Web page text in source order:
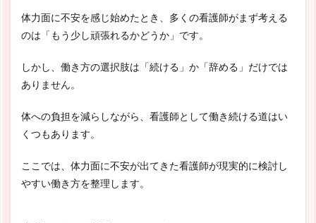
体力面に不安を感じ始めたとき、多くの看護師がまず考える
のは「もう少し頑張れるかどうか」です。
しかし、働き方の選択肢は「続ける」か「辞める」だけでは
ありません。
体への負担を減らしながら、看護師として働き続ける道はい
くつもあります。
ここでは、体力面に不安が出てきた看護師が現実的に検討し
やすい働き方を整理します。